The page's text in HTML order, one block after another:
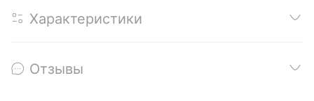
Характеристики
Отзывы